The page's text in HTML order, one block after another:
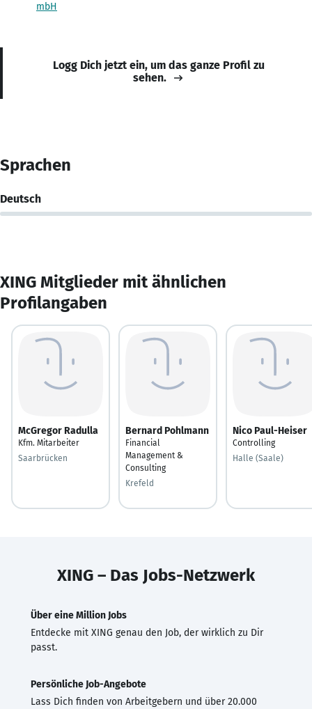
mbH
Logg Dich jetzt ein, um das ganze Profil zu
sehen.
Sprachen
Deutsch
XING Mitglieder mit ähnlichen
Profilangaben
McGregor Radulla
Kfm. Mitarbeiter
Saarbrücken
Bernard Pohlmann
Financial
Management &
Consulting
Krefeld
Nico Paul-Heiser
Controlling
Halle (Saale)
XING – Das Jobs-Netzwerk
Über eine Million Jobs
Entdecke mit XING genau den Job, der wirklich zu Dir
passt.
Persönliche Job-Angebote
Lass Dich finden von Arbeitgebern und über 20.000